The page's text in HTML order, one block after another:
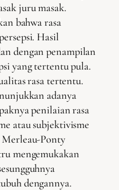
juru masak.
bahwa rasa
Hasil
dengan penampilan
yang tertentu pula.
rasa tertentu.
adanya
penilaian rasa
atau subjektivisme
Merleau-Ponty
mengemukakan
dengannya.